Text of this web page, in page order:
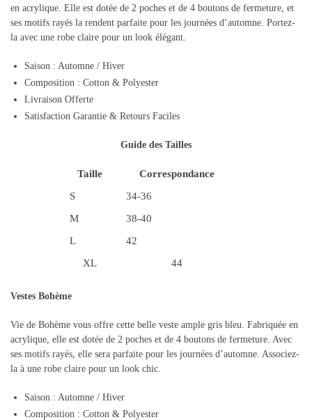
en acrylique. Elle est dotée de 2 poches et de 4 boutons de fermeture, et
ses motifs rayés la rendent parfaite pour les journées d’automne. Portez-
la avec une robe claire pour un look élégant.
Saison : Automne / Hiver
Composition : Cotton & Polyester
Livraison Offerte
Satisfaction Garantie & Retours Faciles
Guide des Tailles
Taille
Correspondance
S
34-36
M
38-40
L
42
XL
44
Vestes Bohème
Vie de Bohème vous offre cette belle veste ample gris bleu. Fabriquée en
acrylique, elle est dotée de 2 poches et de 4 boutons de fermeture. Avec
ses motifs rayés, elle sera parfaite pour les journées d’automne. Associez-
la à une robe claire pour un look chic.
Saison : Automne / Hiver
Composition : Cotton & Polyester